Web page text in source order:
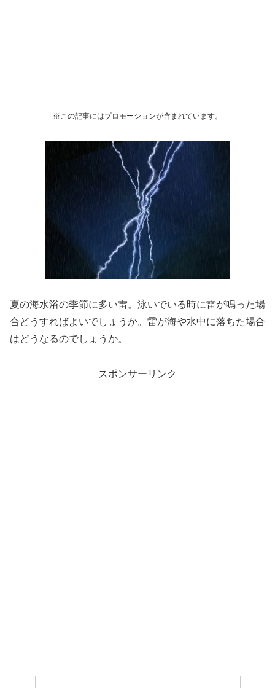
※この記事にはプロモーションが含まれています。
夏の海水浴の季節に多い雷。泳いでいる時に雷が鳴った場
合どうすればよいでしょうか。雷が海や水中に落ちた場合
はどうなるのでしょうか。
スポンサーリンク